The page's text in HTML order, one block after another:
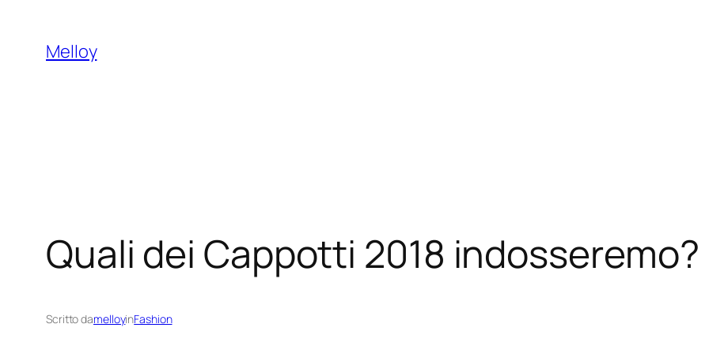
contenuto
Melloy
Quali dei Cappotti 2018 indosseremo?
Scritto damelloyinFashion